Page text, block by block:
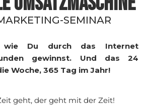
SEMINAR
Du durch das Internet
gewinnst. Und das 24
Woche, 365 Tag im Jahr!
geht, der geht mit der Zeit!